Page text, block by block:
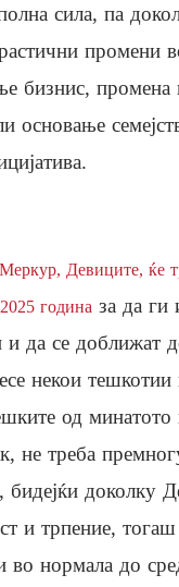
сила, па
промени
бизнис, промена
основање
Девиците, ќе
година за да ги
и да се доближат
некои
од минатото
не треба
бидејќи доколку
и трпение,
во нормала до